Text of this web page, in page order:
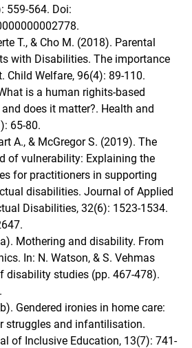
559-564. Doi:
T., & Cho M. (2018). Parental
with Disabilities. The importance
Welfare, 96(4): 89-110.
is a human righits-based
does it matter?. Health and
65-80.
A., & McGregor S. (2019). The
of vulnerability: Explaining the
for practitioners in supporting
disabilities. Journal of Applied
Disabilities, 32(6): 1523-1534.
Mothering and disability. From
In: N. Watson, & S. Vehmas
disability studies (pp. 467-478).
Gendered ironies in home care:
struggles and infantilisation.
of Inclusive Education, 13(7): 741-